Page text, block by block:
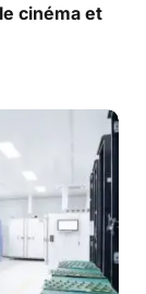
cinéma et